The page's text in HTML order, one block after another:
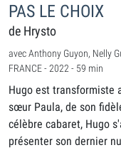
PAS LE CHOIX
de Hrysto
avec Anthony Guyon, Nelly
FRANCE - 2022 - 59 min
Hugo est transformiste
sœur Paula, de son
célèbre cabaret, Hugo
présenter son dernier